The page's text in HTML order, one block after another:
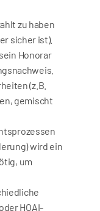
zu haben
sicher ist).
Honorar
(z.B.
gemischt
wird ein
um
HOAI-